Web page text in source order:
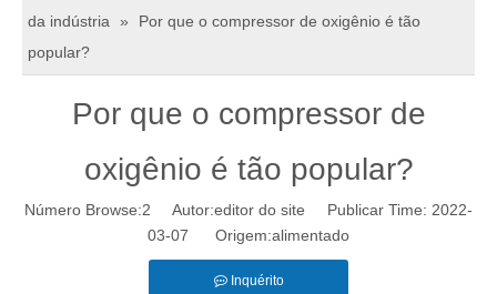
da indústria
»
Por que o compressor de oxigênio é tão
popular?
Por que o compressor de
oxigênio é tão popular?
Número Browse:2 Autor:editor do site Publicar Time: 2022-
03-07 Origem:alimentado
Inquérito